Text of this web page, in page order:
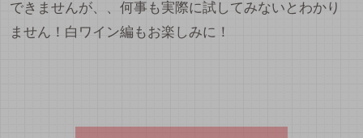
できませんが、、何事も実際に試してみないとわかり
ません！白ワイン編もお楽しみに！